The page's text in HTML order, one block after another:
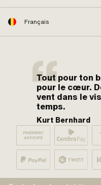
Français
Tout pour ton
pour le cœur.
vent dans le
temps.
Kurt Bernhard